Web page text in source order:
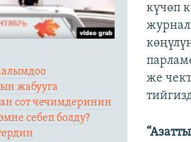
жабууга
сот чечимдеринин
себеп болду?
күчөп
же